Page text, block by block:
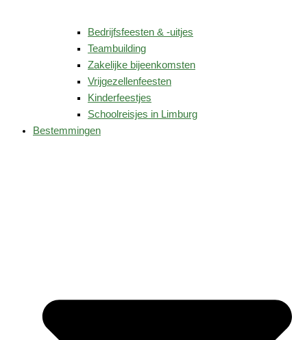
Bedrijfsfeesten & -uitjes
Teambuilding
Zakelijke bijeenkomsten
Vrijgezellenfeesten
Kinderfeestjes
Schoolreisjes in Limburg
Bestemmingen